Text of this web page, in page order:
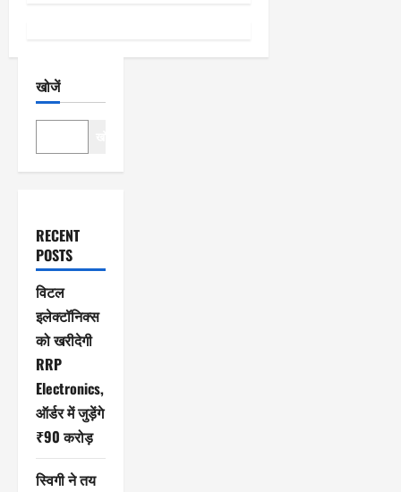
खोजें
RECENT
POSTS
विटल
इलेक्टॉनिक्स
को खरीदेगी
RRP
Electronics,
ऑर्डर में जुड़ेंगे
₹90 करोड़
स्विगी ने तय